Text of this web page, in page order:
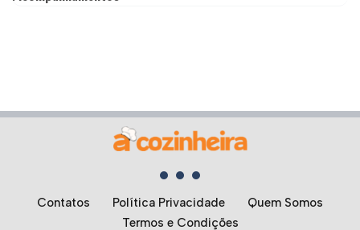
Contatos Política Privacidade
Quem Somos
Termos e Condições